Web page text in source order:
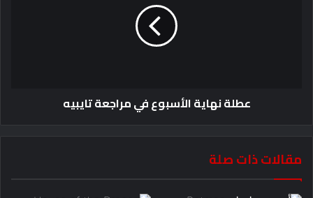
عطلة نهاية الأسبوع في مراجعة تايبيه
مقالات ذات صلة